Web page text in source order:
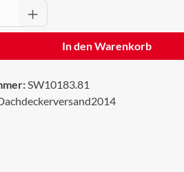
Anzahl: Gib den
In den Warenkorb
SW10183.81